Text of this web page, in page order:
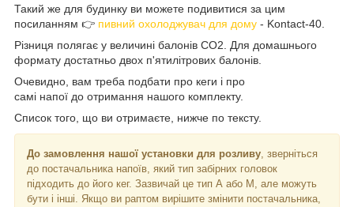
Такий же для будинку ви можете подивитися за цим
посиланням 👉 пивний охолоджувач для дому - Kontact-40.
Різниця полягає у величині балонів СО2. Для домашнього
формату достатньо двох п'ятилітрових балонів.
Очевидно, вам треба подбати про кеги і про
самі напої до отримання нашого комплекту.
Список того, що ви отримаєте, нижче по тексту.
До замовлення нашої установки для розливу, зверніться
до постачальника напоїв, який тип забірних головок
підходить до його кег. Зазвичай це тип А або М, але можуть
бути і інші. Якщо ви раптом вирішите змінити постачальника,